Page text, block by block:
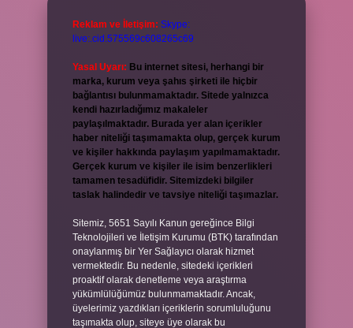
Reklam ve İletişim: Skype:
live:.cid.575569c608265c69
Yasal Uyarı: Bu internet sitesi, herhangi bir
marka, kurum veya şahıs şirketi ile hiçbir
bağlantısı bulunmamaktadır. Sitede yalnızca
kendi hazırladığımız makaleler
paylaşılmaktadır. Burada yer alan içerikler
haber niteliği taşımamakta olup, gerçek kurum
ve kişiler hakkında paylaşım yapılmamaktadır.
Gerçek kurum ve kişiler ile isim benzerlikleri
tamamen tesadüfidir. Sitemizdeki bilgiler
taslak halindedir ve tavsiye niteliği taşımazlar.
Sitemiz, 5651 Sayılı Kanun gereğince Bilgi
Teknolojileri ve İletişim Kurumu (BTK) tarafından
onaylanmış bir Yer Sağlayıcı olarak hizmet
vermektedir. Bu nedenle, sitedeki içerikleri
proaktif olarak denetleme veya araştırma
yükümlülüğümüz bulunmamaktadır. Ancak,
üyelerimiz yazdıkları içeriklerin sorumluluğunu
taşımakta olup, siteye üye olarak bu